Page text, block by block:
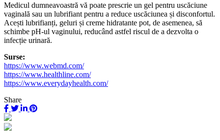
Medicul dumneavoastră vă poate prescrie un gel pentru uscăciune
vaginală sau un lubrifiant pentru a reduce uscăciunea și disconfortul.
Acești lubrifianți, geluri și creme hidratante pot, de asemenea, să
schimbe pH-ul vaginului, reducând astfel riscul de a dezvolta o
infecție urinară.
Surse:
https://www.webmd.com/
https://www.healthline.com/
https://www.everydayhealth.com/
Share